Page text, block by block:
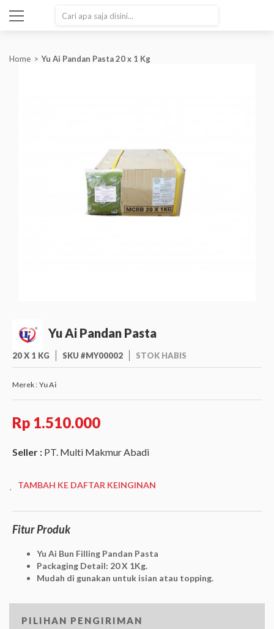
Home Yu Ai Pandan Pasta 20 x 1 Kg
Yu Ai Pandan Pasta
20 X 1 KG SKU #MY00002 STOK HABIS
Merek : Yu Ai
Rp 1.510.000
Seller : PT. Multi Makmur Abadi
TAMBAH KE DAFTAR KEINGINAN
Fitur Produk
Yu Ai Bun Filling Pandan Pasta
Packaging Detail: 20 X 1Kg.
Mudah di gunakan untuk isian atau topping.
PILIHAN PENGIRIMAN